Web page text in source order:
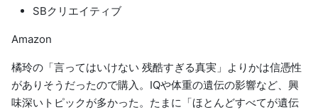
SBクリエイティブ
Amazon
橘玲の「言ってはいけない 残酷すぎる真実」よりかは信憑性
がありそうだったので購入。IQや体重の遺伝の影響など、興
味深いトピックが多かった。たまに「ほとんどすべてが遺伝